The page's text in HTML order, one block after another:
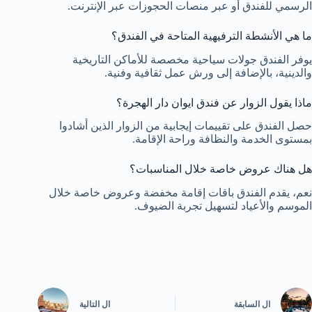
الرسمي للفندق أو عبر منصات الحجوزات عبر الإنترنت.
ما هي الأنشطة الترفيهية المتاحة في الفندق؟
يوفر الفندق جولات سياحية مخصصة للأماكن التاريخية
والدينية، بالإضافة إلى ورش عمل ثقافية وفنية.
ماذا يقول الزوار عن فندق ايوان دار الهجرة؟
حصل الفندق على تقييمات إيجابية من الزوار الذين أشادوا
بمستوى الخدمة والنظافة وراحة الإقامة.
هل هناك عروض خاصة خلال المناسبات؟
نعم، يقدم الفندق باقات إقامة مخفضة وعروض خاصة خلال
الموسم والأعياد لتسهيل تجربة الضيوف.
ال السابقة ال التالية